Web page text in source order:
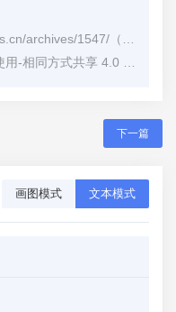
archives/1547/ （转载时请注明本文出处及文章链接）
共享 4.0 国际 (CC BY-NC-SA 4.0)
下一篇
画图模式 文本模式